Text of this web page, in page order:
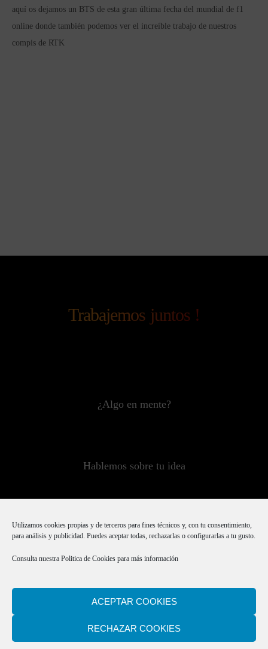
Utilizamos cookies propias y de terceros para fines técnicos y, con tu consentimiento,
para análisis y publicidad. Puedes aceptar todas, rechazarlas o configurarlas a tu gusto.
Consulta nuestra Politica de Cookies para más información
ACEPTAR COOKIES
RECHAZAR COOKIES
aquí os dejamos un BTS de esta gran última fecha del mundial de f1
online donde también podemos ver el increíble trabajo de nuestros
compis de RTK
Trabajemos juntos !
¿Algo en mente?
Hablemos sobre tu idea
Y nos pondremos manos a la obra
Mazeincanada@gmail.com